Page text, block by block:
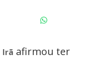
Irã afirmou ter